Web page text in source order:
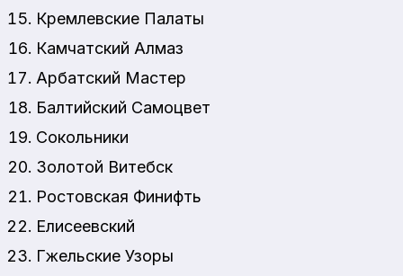
Кремлевские Палаты
Камчатский Алмаз
Арбатский Мастер
Балтийский Самоцвет
Сокольники
Золотой Витебск
Ростовская Финифть
Елисеевский
Гжельские Узоры